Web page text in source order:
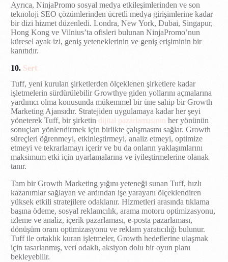
Ayrıca, NinjaPromo sosyal medya etkileşimlerinden ve son
teknoloji SEO çözümlerinden ücretli medya girişimlerine kadar
bir dizi hizmet düzenledi. Londra, New York, Dubai, Singapur,
Hong Kong ve Vilnius’ta ofisleri bulunan NinjaPromo’nun
küresel ayak izi, geniş yeteneklerinin ve geniş erişiminin bir
kanıtıdır.
10. Sert
Tuff, yeni kurulan şirketlerden ölçeklenen şirketlere kadar
işletmelerin sürdürülebilir Growthye giden yollarını açmalarına
yardımcı olma konusunda mükemmel bir üne sahip bir Growth
Marketing Ajansıdır. Stratejiden uygulamaya kadar her şeyi
yöneterek Tuff, bir şirketin dijital pazarlamasının her yönünün
sonuçları yönlendirmek için birlikte çalışmasını sağlar. Growth
süreçleri öğrenmeyi, etkinleştirmeyi, analiz etmeyi, optimize
etmeyi ve tekrarlamayı içerir ve bu da onların yaklaşımlarını
maksimum etki için uyarlamalarına ve iyileştirmelerine olanak
tanır.
Tam bir Growth Marketing yığını yeteneği sunan Tuff, hızlı
kazanımlar sağlayan ve ardından işe yarayanı ölçeklendiren
yüksek etkili stratejilere odaklanır. Hizmetleri arasında tıklama
başına ödeme, sosyal reklamcılık, arama motoru optimizasyonu,
izleme ve analiz, içerik pazarlaması, e-posta pazarlaması,
dönüşüm oranı optimizasyonu ve reklam yaratıcılığı bulunur.
Tuff ile ortaklık kuran işletmeler, Growth hedeflerine ulaşmak
için tasarlanmış, veri odaklı, aksiyon dolu bir oyun planı
bekleyebilir.